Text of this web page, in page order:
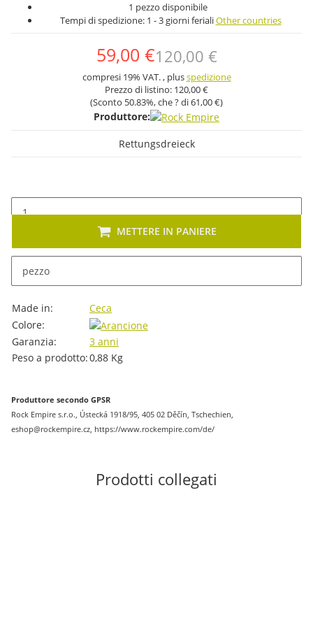
1 pezzo disponibile
Tempi di spedizione: 1 - 3 giorni ferialiOther countries
59,00 €120,00 €
compresi 19% VAT. , plusspedizione
Prezzo di listino: 120,00 €
(Sconto 50.83%, che ? di61,00 €)
Produttore:
Rettungsdreieck
pezzo
METTERE IN PANIERE
Descrizione
#productDetails.itemInformation#
#productDetails.itemValue#
Made in:
Ceca
Colore:
Garanzia:
3 anni
Peso a prodotto:0,88 Kg
Produttore secondo GPSR
Rock Empire s.r.o., Ústecká 1918/95, 405 02 Děčín, Tschechien,
eshop@rockempire.cz, https://www.rockempire.com/de/
Prodotti collegati